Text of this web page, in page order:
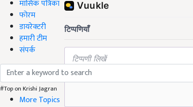
मासिक पत्रिका
फोरम
डायरेक्टरी
हमारी टीम
संपर्क
#Top on Krishi Jagran
More Topics